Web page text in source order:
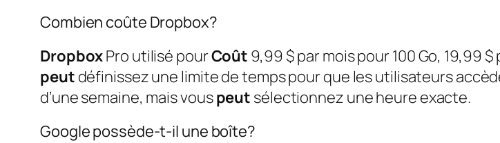
Combien coûte Dropbox?
DropboxPro utilisé pourCoût 9,99 $ par mois pour 100 Go, 19,99
peut définissez une limite de temps pour que les utilisateurs
d’une semaine, mais vouspeut sélectionnez une heure exacte.
Google possède-t-il une boîte?